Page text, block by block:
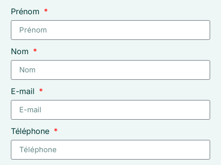
Prénom
Nom
E-mail
Téléphone